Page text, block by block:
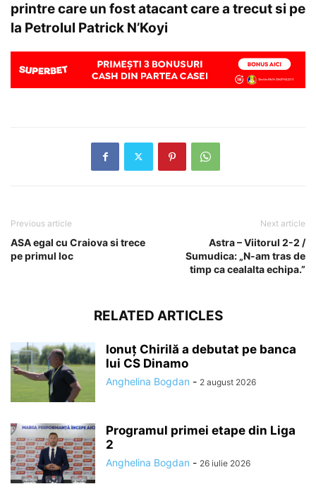
printre care un fost atacant care a trecut si pe
la Petrolul Patrick N’Koyi
Previous article
ASA egal cu Craiova si trece
pe primul loc
Next article
Astra – Viitorul 2-2 /
Sumudica: „N-am tras de
timp ca cealalta echipa.”
RELATED ARTICLES
Ionuț Chirilă a debutat pe banca
lui CS Dinamo
Anghelina Bogdan - 2 august 2026
Programul primei etape din Liga
2
Anghelina Bogdan - 26 iulie 2026